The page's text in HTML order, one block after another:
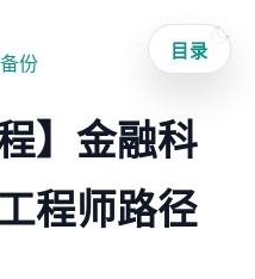
份
】金融科
程师路径
目录